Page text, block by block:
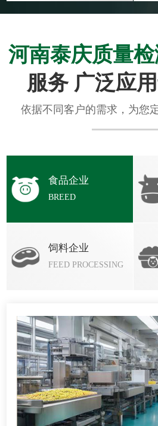
河南泰庆质量检
服务 广泛应
依据不同客户的需求，为您
食品企业
BREED
饲料企业
FEED PROCESSING